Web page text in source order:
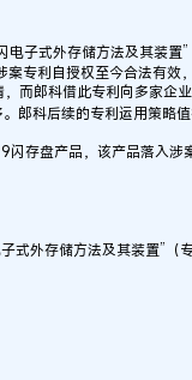
式外存储方法及其装置”
专利自授权至今合法有效
而郎科借此专利向多家企
郎科后续的专利运用策略值
存盘产品，该产品落入涉
外存储方法及其装置”（专